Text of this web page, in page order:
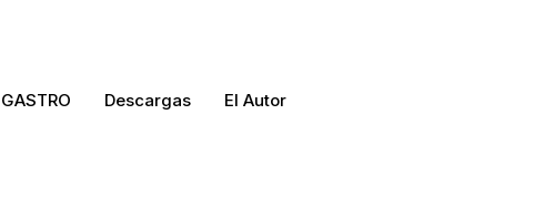
GASTRO Descargas El Autor